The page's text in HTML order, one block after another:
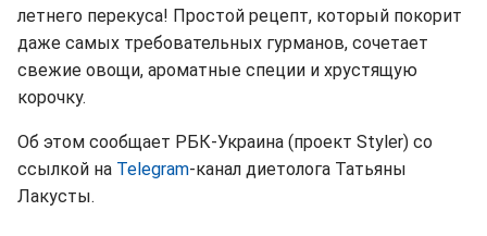
летнего перекуса! Простой рецепт, который покорит
даже самых требовательных гурманов, сочетает
свежие овощи, ароматные специи и хрустящую
корочку.
Об этом сообщает РБК-Украина (проект Styler) со
ссылкой на Telegram-канал диетолога Татьяны
Лакусты.